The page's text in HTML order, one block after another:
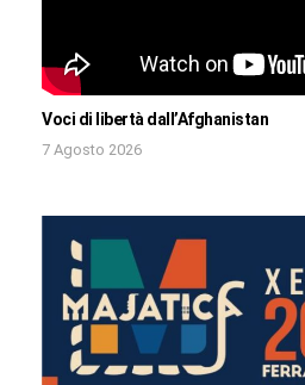
Voci di libertà dall’Afghanistan
7 Agosto 2026